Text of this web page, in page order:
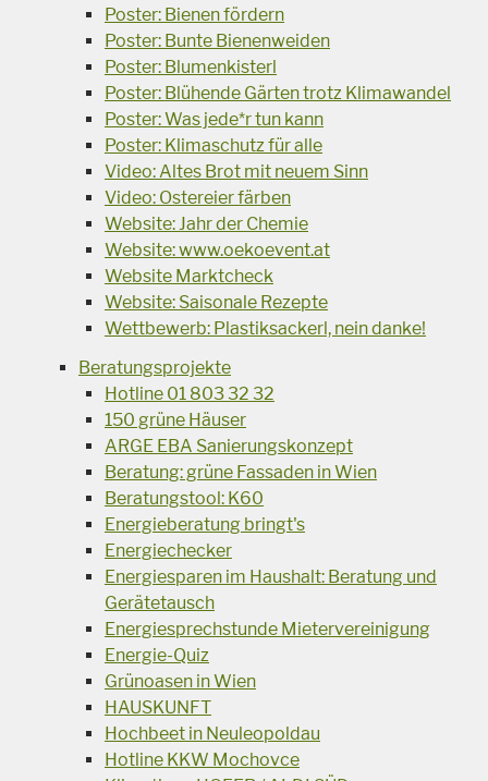
Poster: Bienen fördern
Poster: Bunte Bienenweiden
Poster: Blumenkisterl
Poster: Blühende Gärten trotz Klimawandel
Poster: Was jede*r tun kann
Poster: Klimaschutz für alle
Video: Altes Brot mit neuem Sinn
Video: Ostereier färben
Website: Jahr der Chemie
Website: www.oekoevent.at
Website Marktcheck
Website: Saisonale Rezepte
Wettbewerb: Plastiksackerl, nein danke!
Beratungsprojekte
Hotline 01 803 32 32
150 grüne Häuser
ARGE EBA Sanierungskonzept
Beratung: grüne Fassaden in Wien
Beratungstool: K60
Energieberatung bringt's
Energiechecker
Energiesparen im Haushalt: Beratung und
Gerätetausch
Energiesprechstunde Mietervereinigung
Energie-Quiz
Grünoasen in Wien
HAUSKUNFT
Hochbeet in Neuleopoldau
Hotline KKW Mochovce